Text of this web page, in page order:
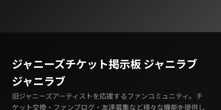
ジャニーズチケット掲示板 ジャニラブ
ジャニラブ
旧ジャニーズアーティストを応援するファンコミュニティ。チ
ケット交換・ファンブログ・友達募集など様々な機能を提供し